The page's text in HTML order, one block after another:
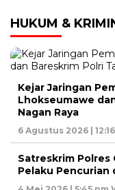
HUKUM &
Kejar Jaringan
Lhokseumawe
Nagan Raya
6 Agustus 2026 |
Satreskrim Polres
Pelaku Pencurian